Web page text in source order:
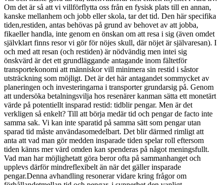
Om det är så att vi villförflytta oss från en fysisk plats till en annan,
kanske mellanhem och jobb eller skola, tar det tid. Den här specifika
tiden,restiden, antas behövas på grund av behovet av att jobba,
fikaeller handla, inte genom en önskan om att resa i sig (även omdet
självklart finns resor vi gör för nöjes skull, där nöjet är självaresan). I
och med att resan (och restiden) är nödvändig men intei sig
önskvärd är det ett grundläggande antagande inom fältetför
transportekonomi att människor vill minimera sin restid i såstor
utsträckning som möjligt. Det är det här antagandet sommycket av
planeringen och investeringarna i transporter grundarsig på. Genom
att undersöka betalningsvilja hos resenärer kanman sätta ett monetärt
värde på potentiellt insparad restid: tidblir pengar. Men är det
verkligen så enkelt? Till att börja medär tid och pengar de facto inte
samma sak. Vi kan inte sparatid på samma sätt som pengar utan
sparad tid måste användasomedelbart. Det blir därmed rimligt att
anta att vad man gör medden insparade tiden spelar roll eftersom
tiden känns mer värd omden kan spenderas på något meningsfullt.
Vad man har möjlighetatt göra beror ofta på sammanhanget och
upplevs därför mindreflexibelt än när det gäller insparade
pengar.Denna avhandling resonerar vidare kring frågor om